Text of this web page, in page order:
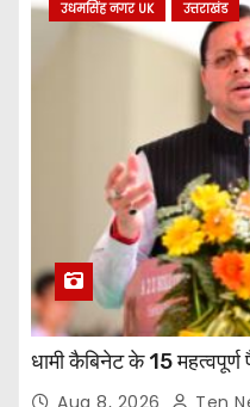
उधमसिंह नगर UK उत्तराखंड
धामी कैबिनेट के 15